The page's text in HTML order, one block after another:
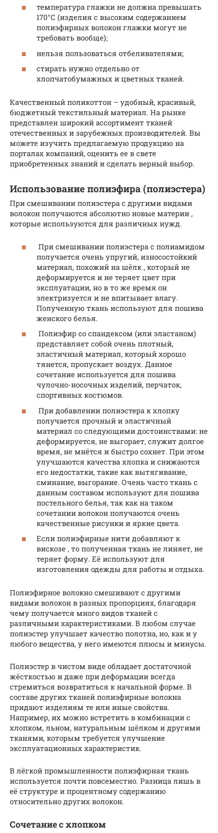
температура глажки не должна превышать
170°С (изделия с высоким содержанием
полиэфирных волокон глажки могут не
требовать вообще);
нельзя пользоваться отбеливателями;
стирать нужно отдельно от
хлопчатобумажных и цветных тканей.
Качественный поликоттон – удобный, красивый,
бюджетный текстильный материал. На рынке
представлен широкий ассортимент тканей
отечественных и зарубежных производителей. Вы
можете изучить предлагаемую продукцию на
порталах компаний, оценить ее в свете
приобретенных знаний и сделать верный выбор.
Использование полиэфира (полиэстера)
При смешивании полиэстера с другими видами
волокон получаются абсолютно новые материи ,
которые используются для различных нужд.
При смешивании полиэстера с полиамидом
получается очень упругий, износостойкий
материал, похожий на шёлк , который не
деформируется и не теряет цвет при
эксплуатации, но в то же время он
электризуется и не впитывает влагу.
Полученную ткань используют для пошива
женского белья.
Полиэфир со спандексом (или эластаном)
представляет собой очень плотный,
эластичный материал, который хорошо
тянется, пропускает воздух. Данное
сочетание используется для пошива
чулочно-носочных изделий, перчаток,
спортивных костюмов.
При добавлении полиэстера к хлопку
получается прочный и эластичный
материал со следующими достоинствами: не
деформируется, не выгорает, служит долгое
время, не мнётся и быстро сохнет. При этом
улучшаются качества хлопка и снижаются
его недостатки, такие как вытягивание,
сминание, выгорание. Очень часто ткань с
данным составом используют для пошива
постельного белья, так как на таком
сочетании волокон получаются очень
качественные рисунки и яркие цвета.
Если полиэфирные нити добавляют к
вискозе , то полученная ткань не линяет, не
теряет форму. Её используют для
изготовления одежды для работы и отдыха.
Полиэфирное волокно смешивают с другими
видами волокон в разных пропорциях, благодаря
чему получается много видов тканей с
различными характеристиками. В любом случае
полиэстер улучшает качество полотна, но, как и у
любого вещества, у него имеются плюсы и минусы.
Полиэстер в чистом виде обладает достаточной
жёсткостью и даже при деформации всегда
стремиться возвратиться к начальной форме. В
составе других тканей полиэфирные волокна
придают изделиям те или иные свойства.
Например, их можно встретить в комбинации с
хлопком, льном, натуральным шёлком и другими
тканями, которым требуется улучшение
эксплуатационных характеристик.
В лёгкой промышленности полиэфирная ткань
используется почти повсеместно. Разница лишь в
её структуре и процентному содержанию
относительно других волокон.
Сочетание с хлопком